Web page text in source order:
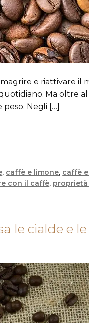
e riattivare il
Ma oltre al
Negli […]
, caffè e limone, caffè
con il caffè,
le cialde e